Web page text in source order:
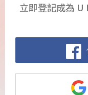
立即登記成為